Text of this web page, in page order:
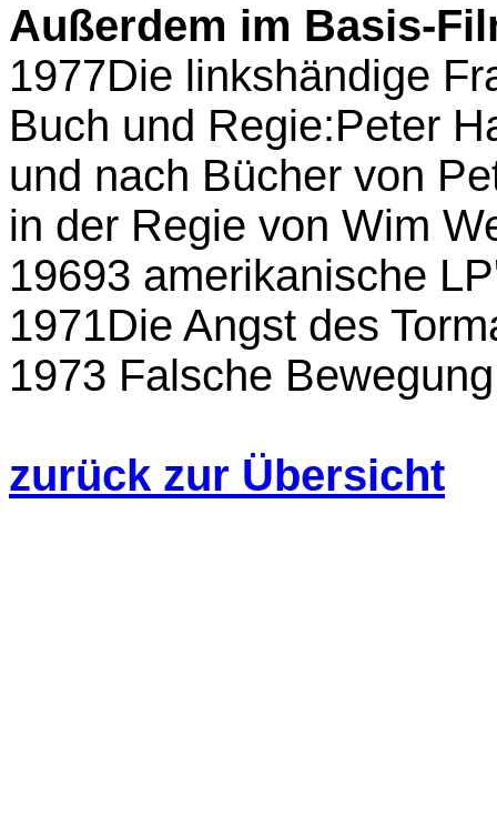
Außerdem im Basis-
1977Die linkshändige
Buch und Regie:Peter
und nach Bücher von
in der Regie von Wim
19693 amerikanische
1971Die Angst des
1973 Falsche Bewegung
zurück zur Übersicht